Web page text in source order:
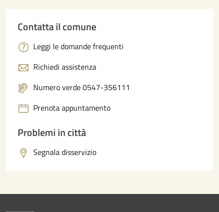
Contatta il comune
Leggi le domande frequenti
Richiedi assistenza
Numero verde 0547-356111
Prenota appuntamento
Problemi in città
Segnala disservizio